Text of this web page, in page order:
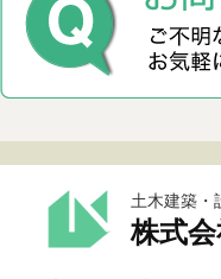
土木建築・
株式